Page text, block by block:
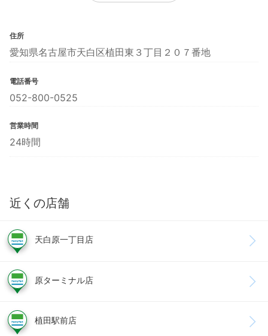
住所
愛知県名古屋市天白区植田東３丁目２０７番地
電話番号
052-800-0525
営業時間
24時間
近くの店舗
天白原一丁目店
原ターミナル店
植田駅前店